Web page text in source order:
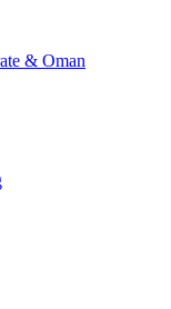
& Oman